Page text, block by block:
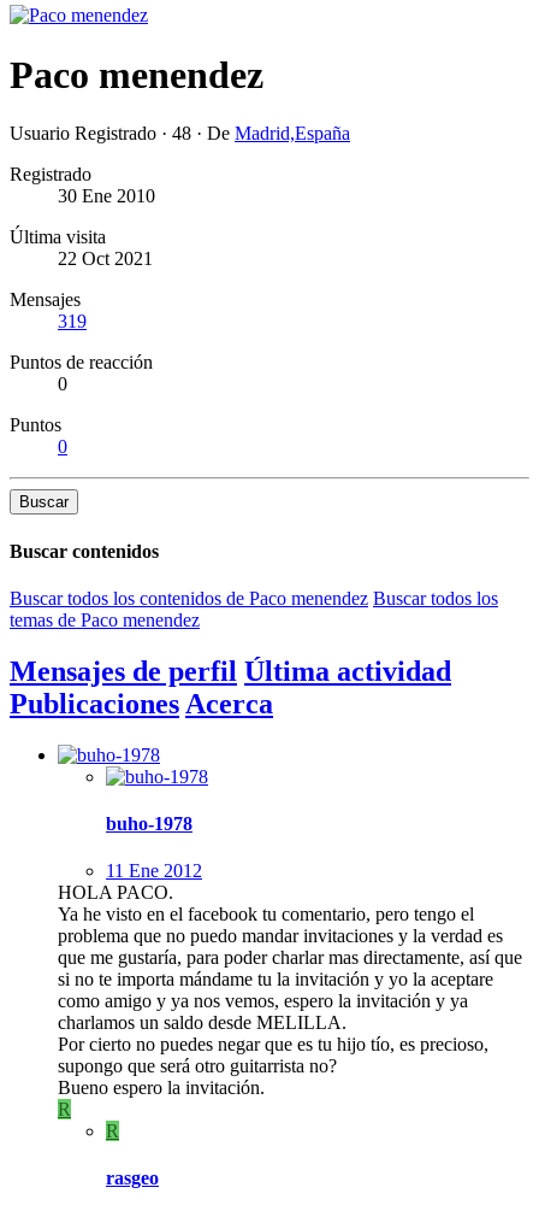
Paco menendez
Usuario Registrado · 48 · De Madrid,España
Registrado
30 Ene 2010
Última visita
22 Oct 2021
Mensajes
319
Puntos de reacción
0
Puntos
0
Buscar
Buscar contenidos
Buscar todos los contenidos de Paco menendez Buscar todos los
temas de Paco menendez
Mensajes de perfil Última actividad
Publicaciones Acerca
buho-1978
11 Ene 2012
HOLA PACO.
Ya he visto en el facebook tu comentario, pero tengo el
problema que no puedo mandar invitaciones y la verdad es
que me gustaría, para poder charlar mas directamente, así que
si no te importa mándame tu la invitación y yo la aceptare
como amigo y ya nos vemos, espero la invitación y ya
charlamos un saldo desde MELILLA.
Por cierto no puedes negar que es tu hijo tío, es precioso,
supongo que será otro guitarrista no?
Bueno espero la invitación.
R
R
rasgeo